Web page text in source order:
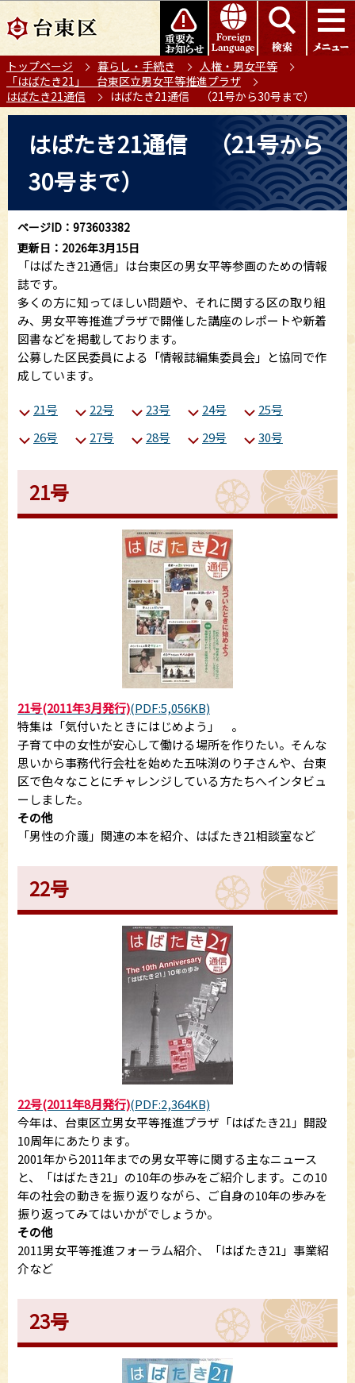
の
ー
ジ
の
このページの本文へ移動
トップページ 暮らし・手続き
人権・男女平等
「はばたき21」 台東区立男女平等推進プラザ
はばたき21通信
はばたき21通信 （21号から30号まで）
ら
はばたき21通信 （21号から
30号まで）
ページID：973603382
更新日：2026年3月15日
「はばたき21通信」は台東区の男女平等参画のための情報
誌です。
多くの方に知ってほしい問題や、それに関する区の取り組
み、男女平等推進プラザで開催した講座のレポートや新着
図書などを掲載しております。
公募した区民委員による「情報誌編集委員会」と協同で作
成しています。
21号 22号 23号 24号
25号
26号
27号 28号 29号 30号
21号
21号(2011年3月発行)(PDF:5,056KB)
特集は「気付いたときにはじめよう」 。
子育て中の女性が安心して働ける場所を作りたい。そんな
思いから事務代行会社を始めた五味渕のり子さんや、台東
区で色々なことにチャレンジしている方たちへインタビュ
ーしました。
その他
「男性の介護」関連の本を紹介、はばたき21相談室など
22号
22号(2011年8月発行)(PDF:2,364KB)
今年は、台東区立男女平等推進プラザ「はばたき21」開設
10周年にあたります。
2001年から2011年までの男女平等に関する主なニュース
と、「はばたき21」の10年の歩みをご紹介します。この10
年の社会の動きを振り返りながら、ご自身の10年の歩みを
振り返ってみてはいかがでしょうか。
その他
2011男女平等推進フォーラム紹介、「はばたき21」事業紹
介など
23号